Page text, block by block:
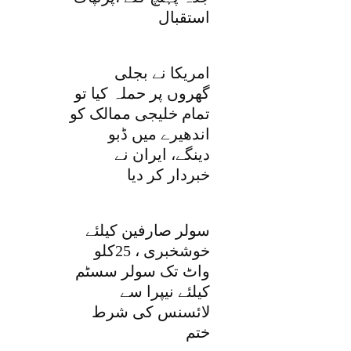
استقبال
امریکا نے بجلی
گھروں پر حملہ کیا تو
تمام خلیجی ممالک کو
اندھیرے میں ڈبو
دینگے، ایران نے
خبردار کر دیا
سولر صارفین کیلئے
خوشخبری ، 25کلو
واٹ تک سولر سسٹم
کیلئے نیپرا سے
لائسنس کی شرط
ختم